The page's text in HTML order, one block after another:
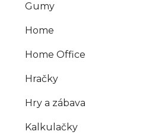
Gumy
Home
Home Office
Hračky
Hry a zábava
Kalkulačky